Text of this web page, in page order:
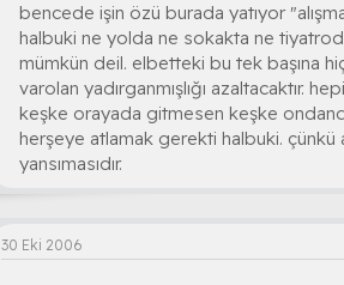
bencede işin özü burada yatıyor
halbuki ne yolda ne sokakta ne
mümkün deil. elbetteki bu tek başına
varolan yadırganmışlığı azaltacaktır.
keşke orayada gitmesen keşke
herşeye atlamak gerekti halbuki.
yansımasıdır.
30 Eki 2006